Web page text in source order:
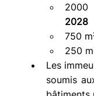
2000
2028
750
250
Les
soumis